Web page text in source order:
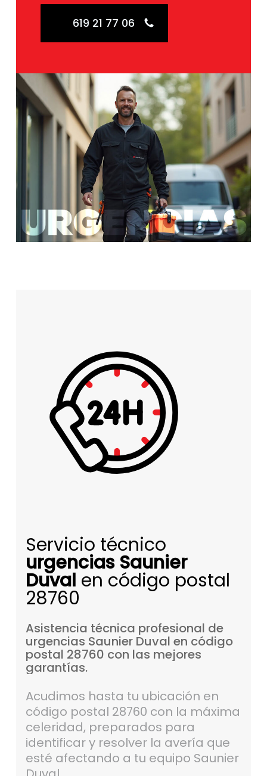
619 21 77 06
Servicio técnico
urgencias Saunier
Duval en código postal
28760
Asistencia técnica profesional de
urgencias Saunier Duval en código
postal 28760 con las mejores
garantías.
Acudimos hasta tu ubicación en
código postal 28760 con la máxima
celeridad, preparados para
identificar y resolver la avería que
esté afectando a tu equipo Saunier